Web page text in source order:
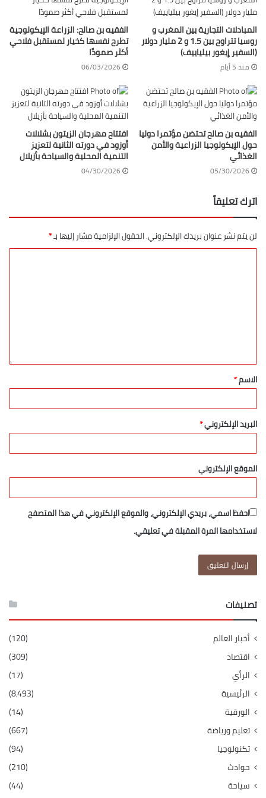
المبادلات التجارية بين المغرب و
روسيا تتراوح بين 1.5 و 2 مليار دولار
(السفير إيغور بيلياييف)
منذ 5 أيام
الفقيه بن صالح: الزراعة الإيكولوجية
تطرح نفسها كخيار لمستقبل فلاحي
أكثر صمودًا
06/03/2026
الفقيه بن صالح تحتضن مؤتمرا دوليا
حول الإيكولوجيا الزراعية والأمن
الغذائي
05/30/2026
افتتاح مهرجان الزيتون بشلالات
أوزود في دورته الثانية لتعزيز
التنمية المحلية والسياحة بأزيلال
04/30/2026
اترك تعليقاً
لن يتم نشر عنوان بريدك الإلكتروني.الحقول الإلزامية مشار إليها بـ*
الاسم*
البريد الإلكتروني*
الموقع الإلكتروني
احفظ اسمي، بريدي الإلكتروني، والموقع الإلكتروني في هذا المتصفح
لاستخدامها المرة المقبلة في تعليقي.
تصنيفات
أخبار العالم
(120)
اقتصاد
(309)
الرأي
(17)
الرئيسية
(8٬493)
الورقية
(14)
تعليم ورياضة
(667)
تكنولوجيا
(94)
حوادث
(210)
سياحة
(44)